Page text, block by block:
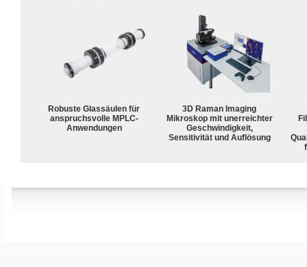
Robuste Glassäulen für
anspruchsvolle MPLC-
Anwendungen
3D Raman Imaging
Mikroskop mit unerreichter
Geschwindigkeit,
Sensitivität und Auflösung